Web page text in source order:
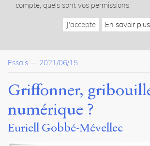
des
Conclusion
Bibliographie
Dossier(s)
Textures : l'objet livre du papier au
numérique
compte, quels sont vos permissions.
J'accepte En savoir plus
Essais — 2021/06/15
Griffonner,
numérique ?
Euriell Gobbé-Mévellec